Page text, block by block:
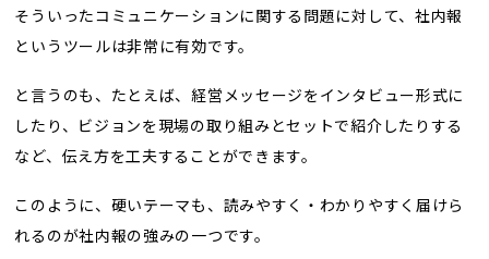
そういったコミュニケーションに関する問題に対して、社内報
というツールは非常に有効です。
と言うのも、たとえば、経営メッセージをインタビュー形式に
したり、ビジョンを現場の取り組みとセットで紹介したりする
など、伝え方を工夫することができます。
このように、硬いテーマも、読みやすく・わかりやすく届けら
れるのが社内報の強みの一つです。